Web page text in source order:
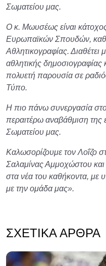
Σωματείου μας.
Ο κ. Μωυσέως είναι
Ευρωπαϊκών Σπουδών,
Αθλητικογραφίας.
αθλητικής δημοσιογραφίας
πολυετή παρουσία σε
Τύπο.
Η πιο πάνω συνεργασία
περαιτέρω αναβάθμιση της
Σωματείου μας.
Καλωσορίζουμε τον Λοΐζο
Σαλαμίνας Αμμοχώστου και
στα νέα του καθήκοντα, με
με την ομάδα μας».
ΣΧΕΤΙΚΆ ΆΡΘΡΑ